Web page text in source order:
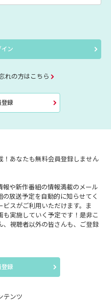
イン
れの方はこちら
登録
あなたも無料会員登録しません
や新作番組の情報満載のメール
放送予定を自動的に知らせてく
スがご利用いただけます。ま
実施していく予定です！是非こ
視聴者以外の皆さんも、ご登録
録
テンツ